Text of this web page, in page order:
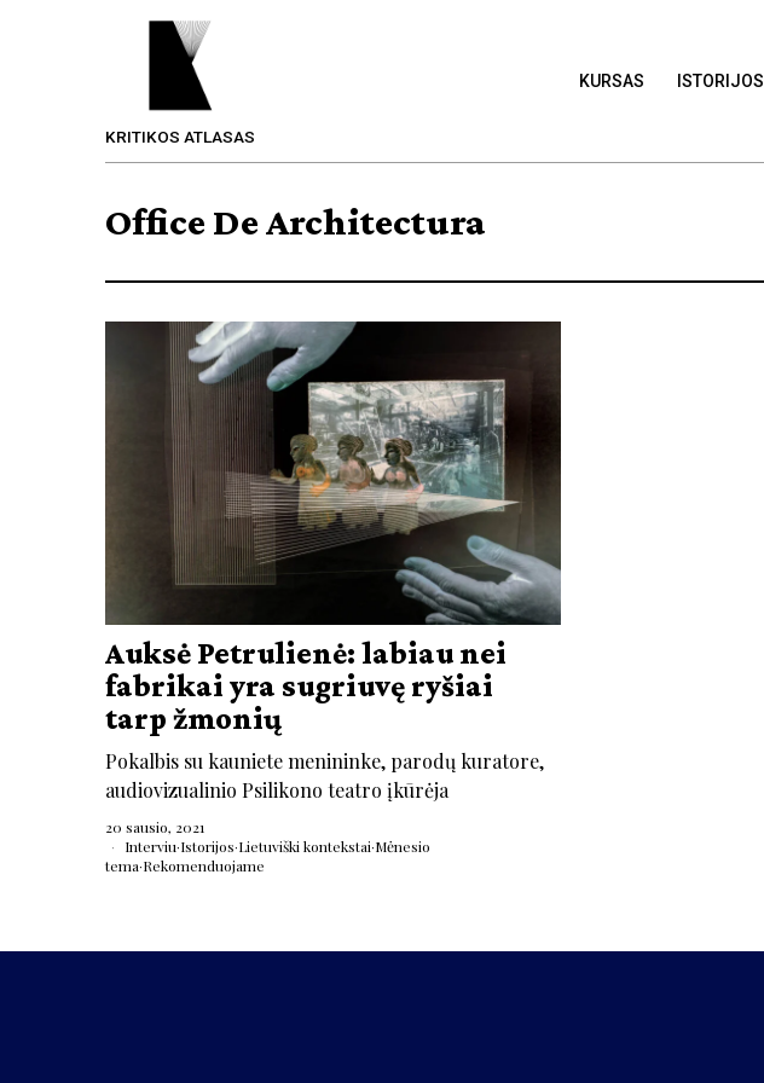
KRITIKOS ATLASAS
KURSAS ISTORIJOS
Office De Architectura
Auksė Petrulienė: labiau nei
fabrikai yra sugriuvę ryšiai
tarp žmonių
Pokalbis su kauniete menininke, parodų kuratore,
audiovizualinio Psilikono teatro įkūrėja
20 sausio, 2021
Interviu·Istorijos·Lietuviški kontekstai·Mėnesio
tema·Rekomenduojame